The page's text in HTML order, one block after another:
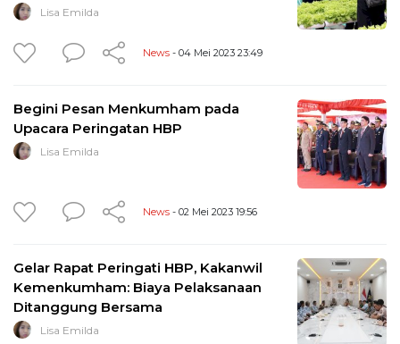
Lisa Emilda
News - 04 Mei 2023 23:49
Begini Pesan Menkumham pada
Upacara Peringatan HBP
Lisa Emilda
News - 02 Mei 2023 19:56
Gelar Rapat Peringati HBP, Kakanwil
Kemenkumham: Biaya Pelaksanaan
Ditanggung Bersama
Lisa Emilda